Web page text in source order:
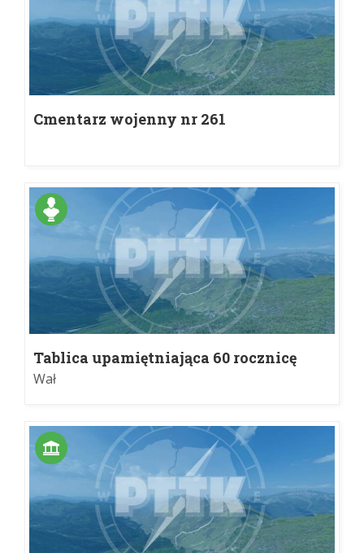
Cmentarz wojenny nr 261
Tablica upamiętniająca 60 rocznicę
akcji „III Most”
Wał